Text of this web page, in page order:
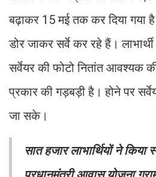
बढ़ाकर 15 मई तक कर दिया गया
डोर जाकर सर्वे कर रहे हैं।
सर्वेयर की फोटो नितांत आवश्यक
प्रकार की गड़बड़ी है। होने पर
जा सके।
सात हजार लाभार्थियों ने